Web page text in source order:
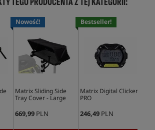
Nowość!
Matrix Sliding Side
Tray Cover - Large
669,99 PLN
Bestseller!
Matrix Digital Clicker
PRO
246,49 PLN